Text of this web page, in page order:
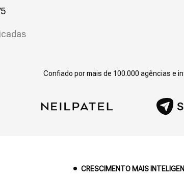
Confiado por mais de 100.000 agências e
CRESCIMENTO MAIS